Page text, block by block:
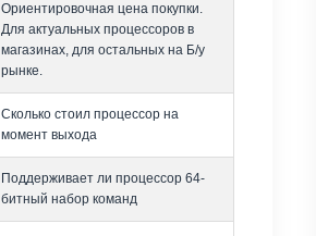
Ориентировочная цена покупки.
Для актуальных процессоров в
магазинах, для остальных на Б/у
рынке.
Сколько стоил процессор на
момент выхода
Поддерживает ли процессор 64-
битный набор команд